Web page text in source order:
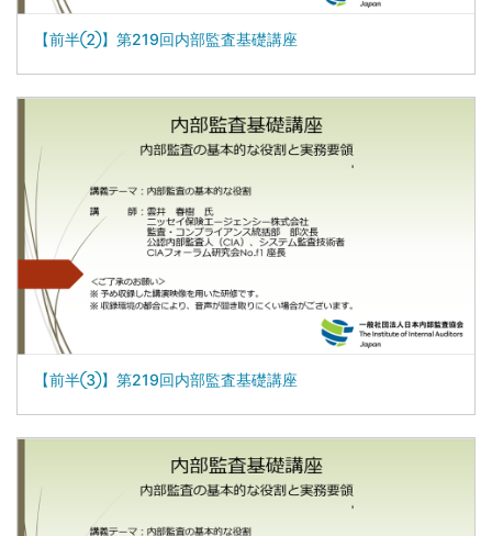
【前半②】第219回内部監査基礎講座
【前半③】第219回内部監査基礎講座